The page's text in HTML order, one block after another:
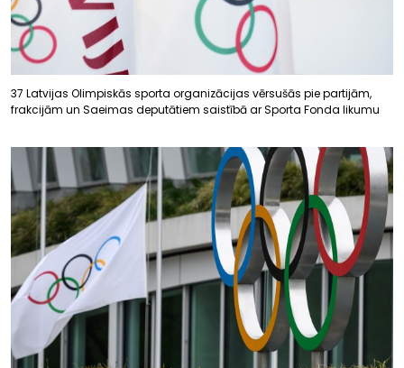
37 Latvijas Olimpiskās sporta organizācijas vērsušās pie partijām,
frakcijām un Saeimas deputātiem saistībā ar Sporta Fonda likumu